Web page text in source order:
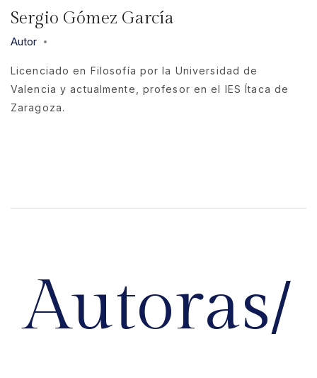
Sergio Gómez García
Autor
Licenciado en Filosofía por la Universidad de
Valencia y actualmente, profesor en el IES Ítaca de
Zaragoza.
Autoras/